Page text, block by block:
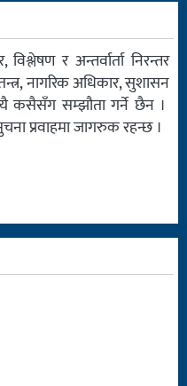
र अन्तर्वार्ता निरन्तर
नागरिक अधिकार, सुशासन
कसैसँग सम्झौता गर्ने छैन ।
प्रवाहमा जागरुक रहन्छ ।